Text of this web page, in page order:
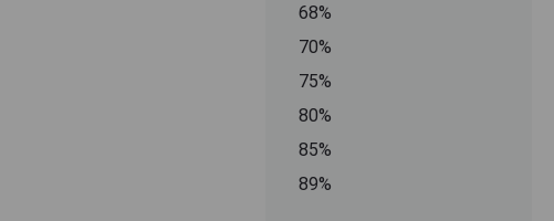
68%
70%
75%
80%
85%
89%